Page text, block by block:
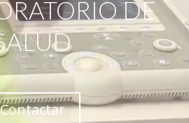
DE
Contactar